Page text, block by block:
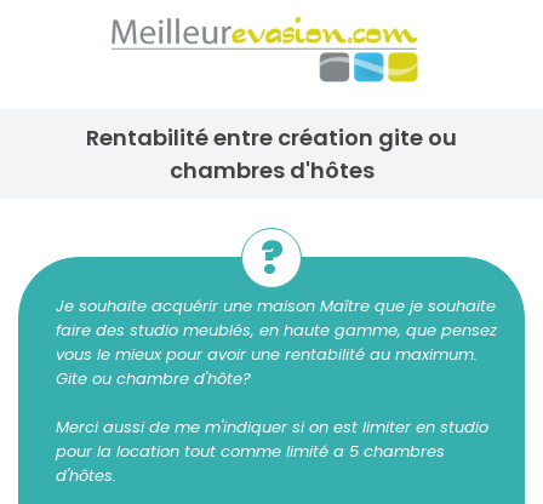
rentabilité entre création gite ou
chambres d'hôtes
Je souhaite acquérir une maison Maître que je souhaite
faire des studio meublés, en haute gamme, que pensez
vous le mieux pour avoir une rentabilité au maximum.
Gite ou chambre d'hôte?
Merci aussi de me m'indiquer si on est limiter en studio
pour la location tout comme limité a 5 chambres
d'hôtes.